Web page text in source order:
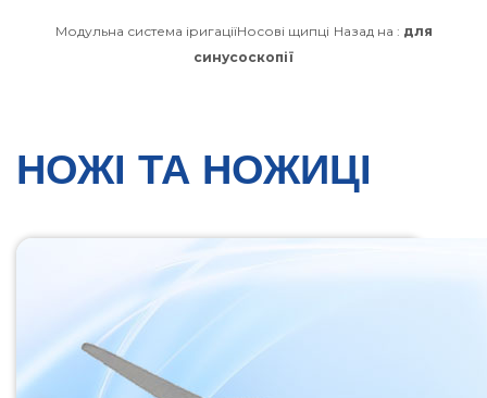
Модульна система іригаціїНосові щипці Назад на : для
синусоскопії
НОЖІ ТА НОЖИЦІ